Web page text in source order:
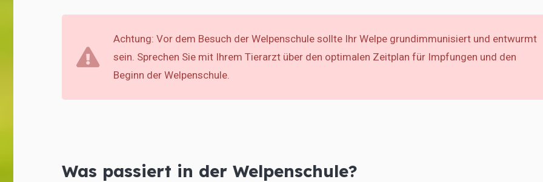
Achtung: Vor dem Besuch der Welpenschule sollte Ihr Welpe grundimmunisiert und entwurmt
sein. Sprechen Sie mit Ihrem Tierarzt über den optimalen Zeitplan für Impfungen und den
Beginn der Welpenschule.
Was passiert in der Welpenschule?